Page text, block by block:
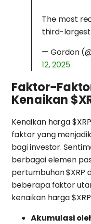
The most
third-
— Gordon
12, 2025
Faktor-
Kenaikan
Kenaikan harga
faktor yang
bagi investor.
berbagai elemen
pertumbuhan $XRP
beberapa faktor
kenaikan harga
Akumulasi